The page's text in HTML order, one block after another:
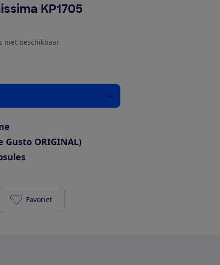
KP1705
niet beschikbaar
Gusto ORIGINAL)
KRUPS Dolce Gusto Infinissima KP1705
Favoriet